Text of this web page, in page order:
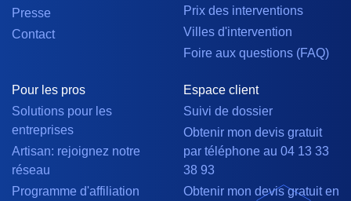
Presse
Contact
Prix des interventions
Villes d'intervention
Foire aux questions (FAQ)
Pour les pros
Solutions pour les
entreprises
Artisan: rejoignez notre
réseau
Programme d'affiliation
Espace client
Suivi de dossier
Obtenir mon devis gratuit
par téléphone au 04 13 33
38 93
Obtenir mon devis gratuit en